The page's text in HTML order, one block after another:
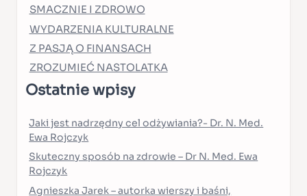
SMACZNIE I ZDROWO
WYDARZENIA KULTURALNE
Z PASJĄ O FINANSACH
ZROZUMIEĆ NASTOLATKA
Ostatnie wpisy
Jaki jest nadrzędny cel odżywiania?- Dr. N. Med.
Ewa Rojczyk
Skuteczny sposób na zdrowie – Dr N. Med. Ewa
Rojczyk
Agnieszka Jarek – autorka wierszy i baśni,